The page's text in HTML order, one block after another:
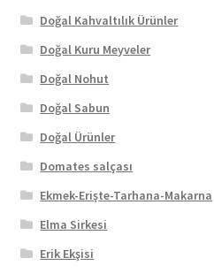
Doğal Kahvaltılık Ürünler
Doğal Kuru Meyveler
Doğal Nohut
Doğal Sabun
Doğal Ürünler
Domates salçası
Ekmek-Erişte-Tarhana-Makarna
Elma Sirkesi
Erik Ekşisi